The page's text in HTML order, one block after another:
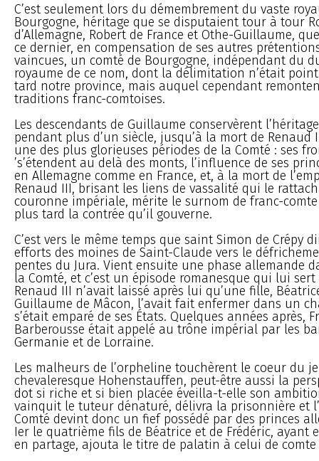
C’est seulement lors du démembrement du vaste
Bourgogne, héritage que se disputaient tour à tour
d’Allemagne, Robert de France et Othe-Guillaume,
ce dernier, en compensation de ses autres
vaincues, un comté de Bourgogne, indépendant du
royaume de ce nom, dont la délimitation n’était
tard notre province, mais auquel cependant
traditions franc-comtoises.
Les descendants de Guillaume conservèrent
pendant plus d’un siècle, jusqu’à la mort de Renaud
une des plus glorieuses périodes de la Comté : ses
’s’étendent au delà des monts, l’influence de ses
en Allemagne comme en France, et, à la mort de
Renaud III, brisant les liens de vassalité qui le
couronne impériale, mérite le surnom de franc-
plus tard la contrée qu’il gouverne.
C’est vers le même temps que saint Simon de Crépy
efforts des moines de Saint-Claude vers le
pentes du Jura. Vient ensuite une phase allemande
la Comté, et c’est un épisode romanesque qui lui
Renaud III n’avait laissé après lui qu’une fille,
Guillaume de Mâcon, l’avait fait enfermer dans un
s’était emparé de ses États. Quelques années après,
Barberousse était appelé au trône impérial par les
Germanie et de Lorraine.
Les malheurs de l’orpheline touchèrent le coeur du
chevaleresque Hohenstauffen, peut-être aussi la
dot si riche et si bien placée éveilla-t-elle son
vainquit le tuteur dénaturé, délivra la prisonnière et
Comté devint donc un fief possédé par des princes
Ier le quatrième fils de Béatrice et de Frédéric, ayant
en partage, ajouta le titre de palatin à celui de comte